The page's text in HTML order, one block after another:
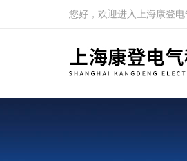
您好，欢迎进入上海康登电